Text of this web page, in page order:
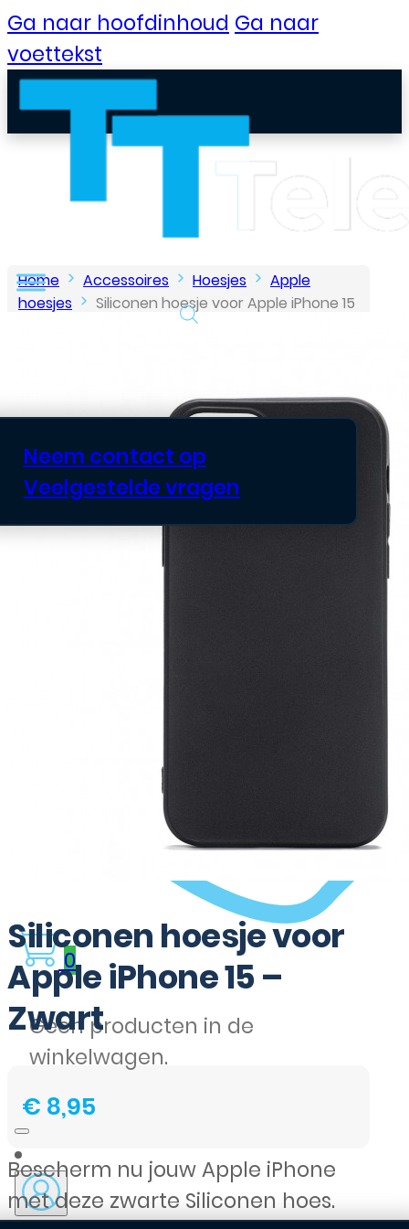
Ga naar hoofdinhoud Ga naar
voettekst
Neem contact op
Veelgestelde vragen
0
Geen producten in de
winkelwagen.
Home Accessoires Hoesjes
Apple
hoesjes
Siliconen hoesje voor Apple iPhone 15
Siliconen hoesje voor
Apple iPhone 15 –
Zwart
€ 8,95
Bescherm nu jouw Apple iPhone
met deze zwarte Siliconen hoes.